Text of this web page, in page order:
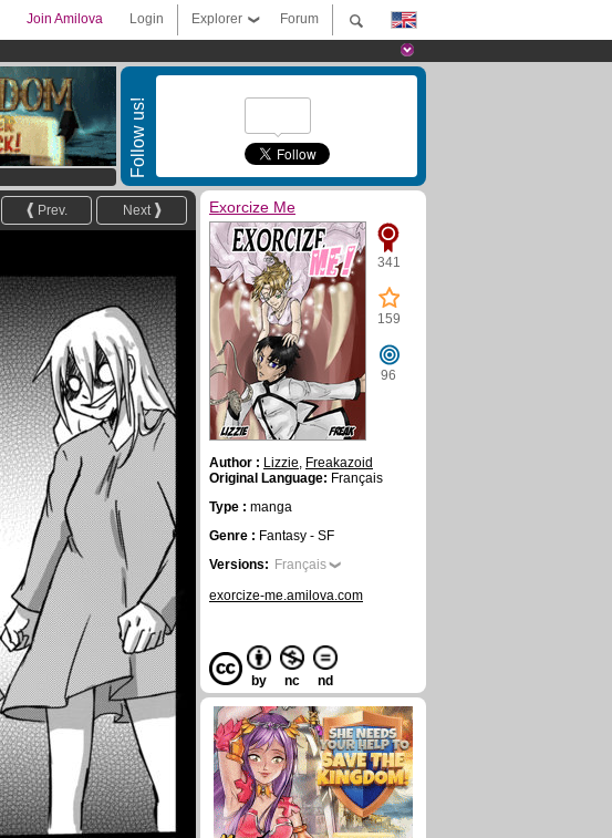
Forum
Explorer
Login
Join Amilova
Follow us!
Next
Prev. Exorcize Me
341
159
96
Author : Lizzie, Freakazoid
Original Language: Français
Type : manga
Genre : Fantasy - SF
Versions: Français
exorcize-me.amilova.com
by nc nd